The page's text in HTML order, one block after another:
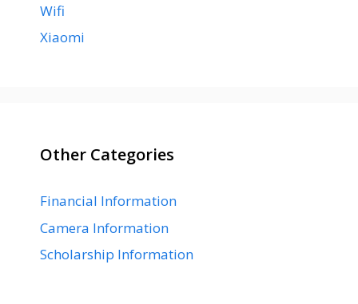
Wifi
Xiaomi
Other Categories
Financial Information
Camera Information
Scholarship Information